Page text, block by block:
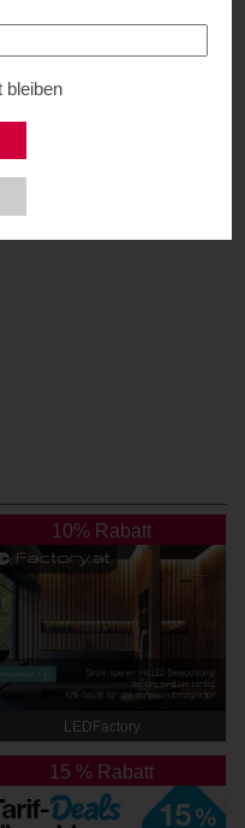
Wien
10% Rabatt
LEDFactory
15 % Rabatt
bleiben